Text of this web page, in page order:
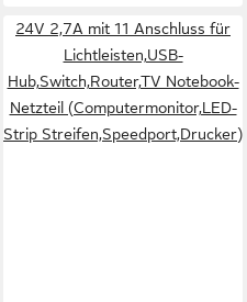
24V 2,7A mit 11 Anschluss für
Lichtleisten,USB-
Hub,Switch,Router,TV Notebook-
Netzteil (Computermonitor,LED-
Strip Streifen,Speedport,Drucker)